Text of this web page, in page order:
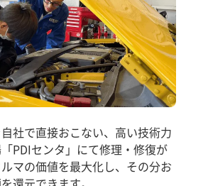
社で直接おこない、高い技術力
PDIセンタ」にて修理・修復が
マの価値を最大化し、その分お